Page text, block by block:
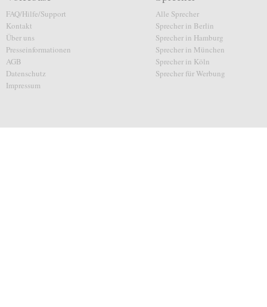
FAQ/Hilfe/Support
Kontakt
Über uns
Presseinformationen
AGB
Datenschutz
Impressum
Alle Sprecher
Sprecher in Berlin
Sprecher in Hamburg
Sprecher in München
Sprecher in Köln
Sprecher für Werbung